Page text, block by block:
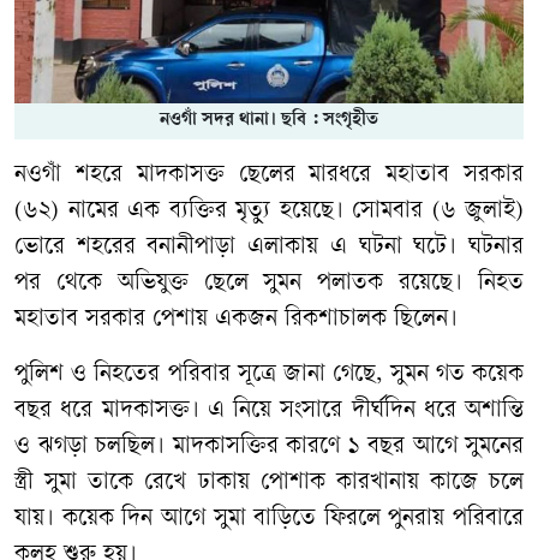
নওগাঁ সদর থানা। ছবি : সংগৃহীত
নওগাঁ শহরে মাদকাসক্ত ছেলের মারধরে মহাতাব সরকার
(৬২) নামের এক ব্যক্তির মৃত্যু হয়েছে। সোমবার (৬ জুলাই)
ভোরে শহরের বনানীপাড়া এলাকায় এ ঘটনা ঘটে। ঘটনার
পর থেকে অভিযুক্ত ছেলে সুমন পলাতক রয়েছে। নিহত
মহাতাব সরকার পেশায় একজন রিকশাচালক ছিলেন।
পুলিশ ও নিহতের পরিবার সূত্রে জানা গেছে, সুমন গত কয়েক
বছর ধরে মাদকাসক্ত। এ নিয়ে সংসারে দীর্ঘদিন ধরে অশান্তি
ও ঝগড়া চলছিল। মাদকাসক্তির কারণে ১ বছর আগে সুমনের
স্ত্রী সুমা তাকে রেখে ঢাকায় পোশাক কারখানায় কাজে চলে
যায়। কয়েক দিন আগে সুমা বাড়িতে ফিরলে পুনরায় পরিবারে